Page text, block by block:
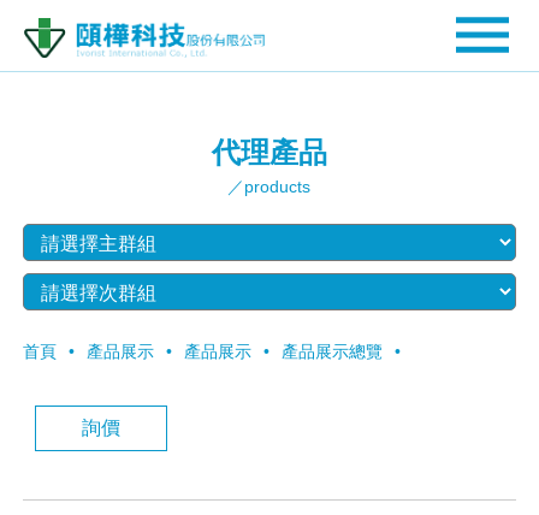
代理產品
／products
首頁 產品展示 產品展示 產品展示總覽
詢價